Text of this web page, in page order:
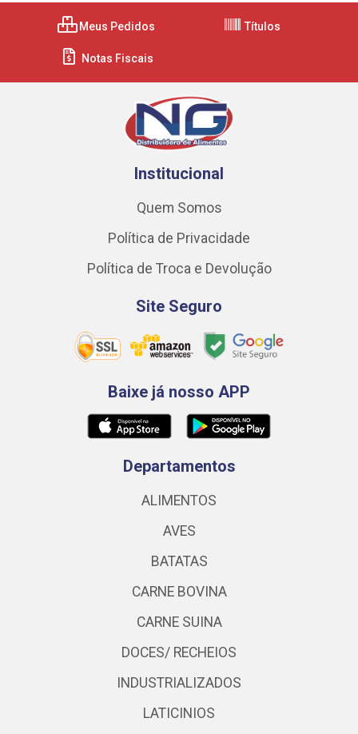
Meus Pedidos Títulos
Notas Fiscais
Institucional
Quem Somos
Política de Privacidade
Política de Troca e Devolução
Site Seguro
Baixe já nosso APP
Departamentos
ALIMENTOS
AVES
BATATAS
CARNE BOVINA
CARNE SUINA
DOCES/ RECHEIOS
INDUSTRIALIZADOS
LATICINIOS